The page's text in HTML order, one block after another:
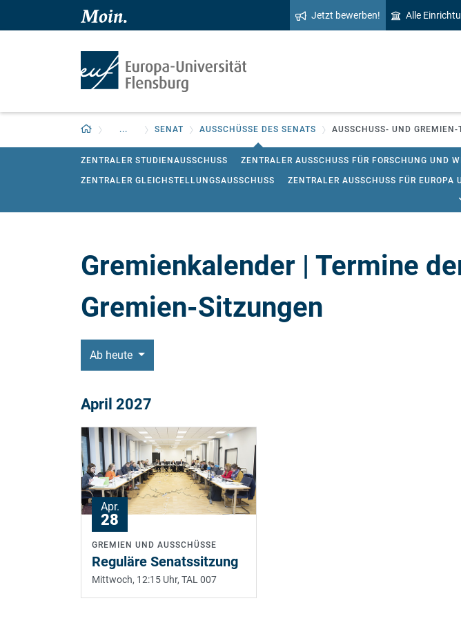
Zum Hauptinhalt springen
Zur Navigation springen
Jetzt bewerben! Alle
Zurück zur Startseite
... SENAT AUSSCHÜSSE DES SENATS AUSSCHUSS- UND GREMIEN-
ZENTRALER STUDIENAUSSCHUSS ZENTRALER AUSSCHUSS FÜR FORSCHUNG UND
ZENTRALER GLEICHSTELLUNGSAUSSCHUSS ZENTRALER AUSSCHUSS FÜR EUROPA
Gremienkalender | Termine
Gremien-Sitzungen
Ab heute
April 2027
Apr.
28
GREMIEN UND AUSSCHÜSSE
Reguläre Senatssitzung
Mittwoch, 12:15 Uhr, TAL 007